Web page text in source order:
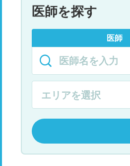
医師を探す
医師